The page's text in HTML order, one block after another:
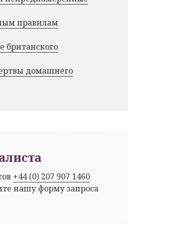
правилам
британского
домашнего
+44 (0) 207 907 1460
нашу форму запроса